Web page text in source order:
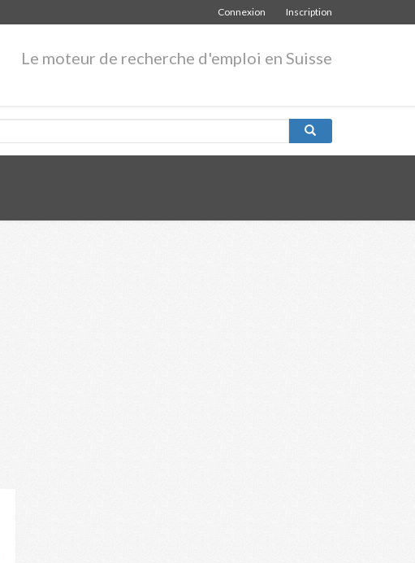
Inscription
Connexion
Le moteur de recherche d'emploi en Suisse